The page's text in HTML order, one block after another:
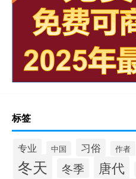
标签
专业 中国 习俗 作者
冬天 冬季 唐代